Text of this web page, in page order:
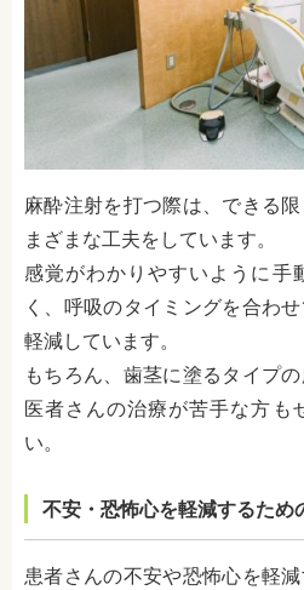
麻酔注射を打つ際は、できる
まざまな工夫をしています。
感覚がわかりやすいように手
く、呼吸のタイミングを合わ
軽減しています。
もちろん、歯茎に塗るタイプ
医者さんの治療が苦手な方も
い。
不安・恐怖心を軽減するため
患者さんの不安や恐怖心を軽